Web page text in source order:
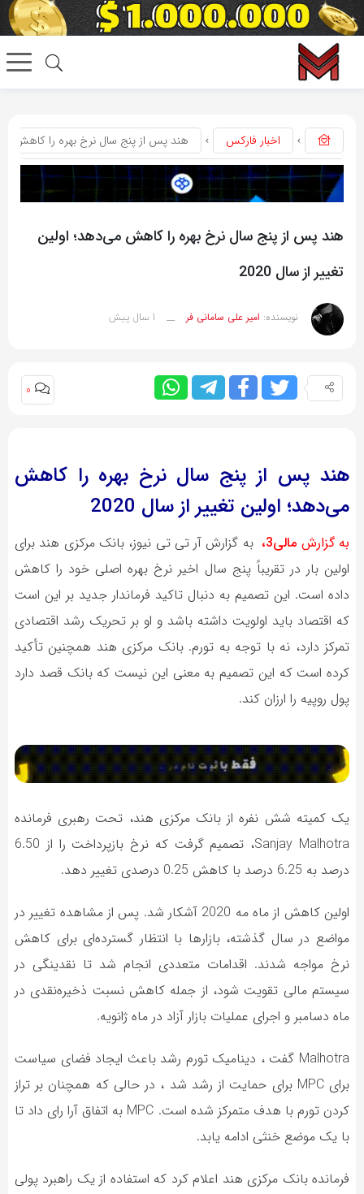
اخبار فارکس هند پس از پنج سال نرخ بهره را کاهش
هند پس از پنج سال نرخ بهره را کاهش می‌دهد؛ اولین
تغییر از سال 2020
نویسنده: امیر علی سامانی فر __ 1 سال پیش
0
هند پس از پنج سال نرخ بهره را کاهش
می‌دهد؛ اولین تغییر از سال 2020
به گزارش مالی3،
به گزارش آر تی تی نیوز، بانک مرکزی هند برای
اولین بار در تقریباً پنج سال اخیر نرخ بهره اصلی خود را کاهش
داده است. این تصمیم به دنبال تاکید فرماندار جدید بر این است
که اقتصاد باید اولویت داشته باشد و او بر تحریک رشد اقتصادی
تمرکز دارد، نه با توجه به تورم. بانک مرکزی هند همچنین تأکید
کرده است که این تصمیم به معنی این نیست که بانک قصد دارد
پول روپیه را ارزان کند.
یک کمیته شش نفره از بانک مرکزی هند، تحت رهبری فرمانده
Sanjay Malhotra، تصمیم گرفت که نرخ بازپرداخت را از 6.50
درصد به 6.25 درصد با کاهش 0.25 درصدی تغییر دهد.
اولین کاهش از ماه مه 2020 آشکار شد. پس از مشاهده تغییر در
مواضع در سال گذشته، بازار‌ها با انتظار گسترده‌ای برای کاهش
نرخ مواجه شدند. اقدامات متعددی انجام شد تا نقدینگی در
سیستم مالی تقویت شود، از جمله کاهش نسبت ذخیره‌نقدی در
ماه دسامبر و اجرای عملیات بازار آزاد در ماه ژانویه.
Malhotra گفت ، دینامیک تورم رشد باعث ایجاد فضای سیاست
برای MPC برای حمایت از رشد شد ، در حالی که همچنان بر تراز
کردن تورم با هدف متمرکز شده است. MPC به اتفاق آرا رای داد تا
با یک موضع خنثی ادامه یابد.
فرمانده بانک مرکزی هند اعلام کرد که استفاده از یک راهبرد پولی